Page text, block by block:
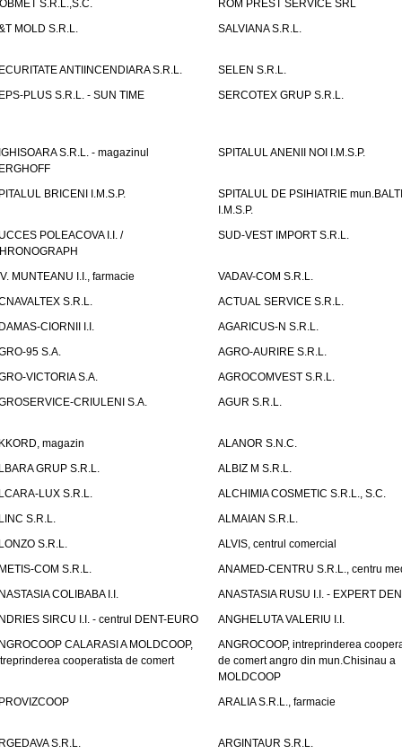
S.R.L.,S.C.
ROM PREST SERVICE SRL
MOLD S.R.L.
SALVIANA S.R.L.
ANTIINCENDIARA S.R.L.
SELEN S.R.L.
PLUS S.R.L. - SUN TIME
SERCOTEX GRUP S.R.L.
S.R.L. - magazinul
SPITALUL ANENII NOI I.M.S.P.
BRICENI I.M.S.P.
SPITALUL DE PSIHIATRIE mun.BALTI
I.M.S.P.
POLEACOVA I.I. /
SUD-VEST IMPORT S.R.L.
MUNTEANU I.I., farmacie
VADAV-COM S.R.L.
S.R.L.
ACTUAL SERVICE S.R.L.
CIORNII I.I.
AGARICUS-N S.R.L.
95 S.A.
AGRO-AURIRE S.R.L.
VICTORIA S.A.
AGROCOMVEST S.R.L.
CRIULENI S.A.
AGUR S.R.L.
magazin
ALANOR S.N.C.
GRUP S.R.L.
ALBIZ M S.R.L.
LUX S.R.L.
ALCHIMIA COSMETIC S.R.L., S.C.
S.R.L.
ALMAIAN S.R.L.
S.R.L.
ALVIS, centrul comercial
COM S.R.L.
ANAMED-CENTRU S.R.L., centru
COLIBABA I.I.
ANASTASIA RUSU I.I. - EXPERT
SIRCU I.I. - centrul DENT-EURO
ANGHELUTA VALERIU I.I.
CALARASI A MOLDCOOP,
cooperatista de comert
ANGROCOOP, intreprinderea
de comert angro din mun.Chisinau a
MOLDCOOP
ARALIA S.R.L., farmacie
S.R.L.
ARGINTAUR S.R.L.